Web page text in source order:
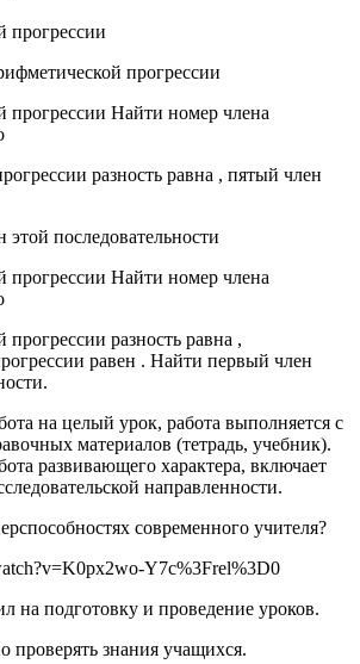
прогрессии
прогрессии
прогрессии Найти номер члена
разность равна , пятый член
последовательности
прогрессии Найти номер члена
разность равна ,
равен . Найти первый член
на целый урок, работа выполняется с
материалов (тетрадь, учебник).
развивающего характера, включает
направленности.
современного учителя?
Y7c%3Frel%3D0
на подготовку и проведение уроков.
проверять знания учащихся.